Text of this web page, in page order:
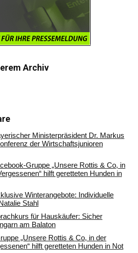
Archiv
Ministerpräsident Dr. Markus
der Wirtschaftsjunioren
Gruppe „Unsere Rottis & Co, in
hilft geretteten Hunden in
Winterangebote: Individuelle
Stahl
für Hauskäufer: Sicher
am Balaton
„Unsere Rottis & Co, in der
hilft geretteten Hunden in Not